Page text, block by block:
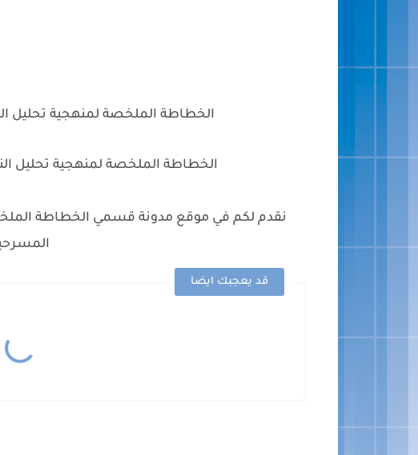
الخطاطة الملخصة لمنهجية تحليل
الخطاطة الملخصة لمنهجية تحليل
نقدم لكم في موقع مدونة قسمي الخطاطة
قد يعجبك ايضا